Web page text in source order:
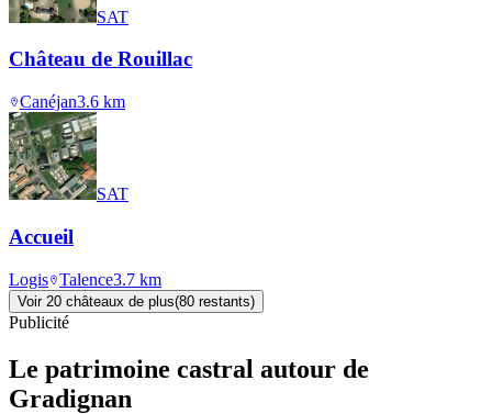
SAT
Château de Rouillac
Canéjan3.6 km
SAT
Accueil
Logis Talence3.7 km
Voir 20 châteaux de plus(80 restants)
Publicité
Le patrimoine castral autour de
Gradignan